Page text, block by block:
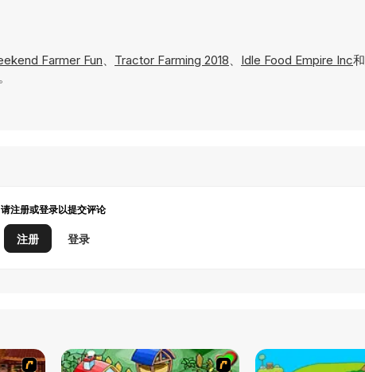
Farmer Fun、 Tractor Farming 2018、 Idle Food Empire Inc和
请注册或登录以提交评论
注册 登录